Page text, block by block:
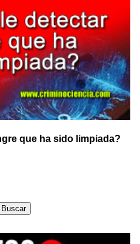
que ha sido limpiada?
Buscar